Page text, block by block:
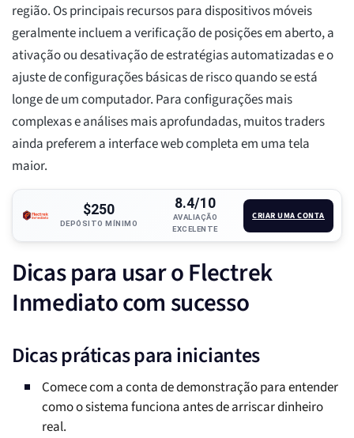
região. Os principais recursos para dispositivos móveis
geralmente incluem a verificação de posições em aberto, a
ativação ou desativação de estratégias automatizadas e o
ajuste de configurações básicas de risco quando se está
longe de um computador. Para configurações mais
complexas e análises mais aprofundadas, muitos traders
ainda preferem a interface web completa em uma tela
maior.
$250
DEPÓSITO MÍNIMO
8.4/10
AVALIAÇÃO
EXCELENTE
CRIAR UMA CONTA
Dicas para usar o Flectrek
Inmediato com sucesso
Dicas práticas para iniciantes
Comece com a conta de demonstração para entender
como o sistema funciona antes de arriscar dinheiro
real.